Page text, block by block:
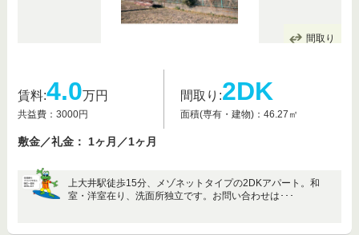
間取り
賃料:4.0万円
共益費：3000円
間取り:2DK
面積(専有・建物)：46.27㎡
敷金／礼金： 1ヶ月／1ヶ月
上大井駅徒歩15分、メゾネットタイプの2DKアパート。和
室・洋室在り、洗面所独立です。お問い合わせは･･･